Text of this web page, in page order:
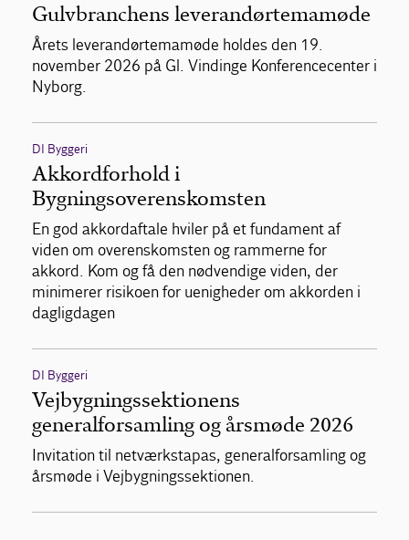
Gulvbranchens leverandørtemamøde
Årets leverandørtemamøde holdes den 19.
november 2026 på Gl. Vindinge Konferencecenter i
Nyborg.
DI Byggeri
Akkordforhold i
Bygningsoverenskomsten
En god akkordaftale hviler på et fundament af
viden om overenskomsten og rammerne for
akkord. Kom og få den nødvendige viden, der
minimerer risikoen for uenigheder om akkorden i
dagligdagen
DI Byggeri
Vejbygningssektionens
generalforsamling og årsmøde 2026
Invitation til netværkstapas, generalforsamling og
årsmøde i Vejbygningssektionen.